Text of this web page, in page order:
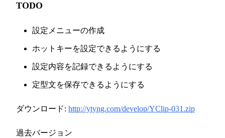
TODO
設定メニューの作成
ホットキーを設定できるようにする
設定内容を記録できるようにする
定型文を保存できるようにする
ダウンロード: http://ytyng.com/develop/YClip-031.zip
過去バージョン